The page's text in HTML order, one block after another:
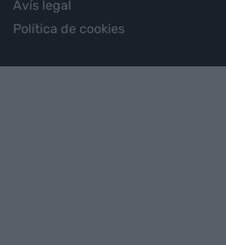
Avís legal
Política de cookies